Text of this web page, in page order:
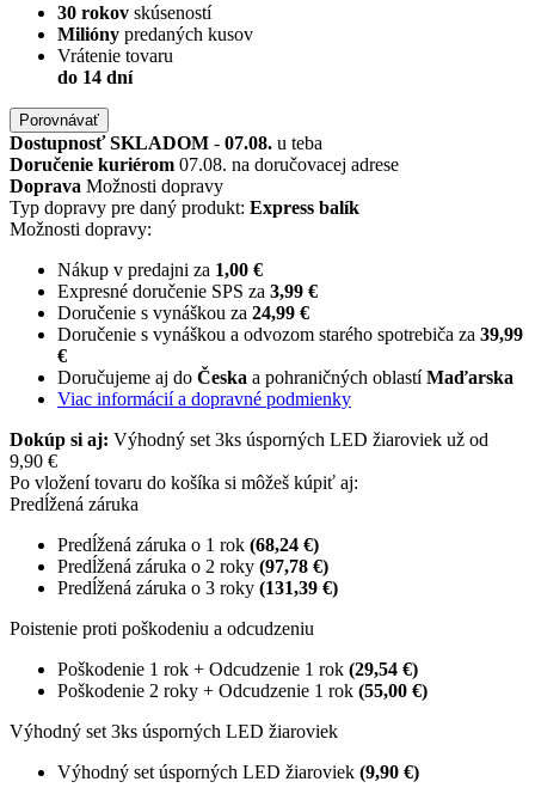
30 rokov skúseností
Milióny predaných kusov
Vrátenie tovaru
do 14 dní
Porovnávať
DostupnosťSKLADOM - 07.08. u teba
Doručenie kuriérom 07.08. na doručovacej adrese
Doprava Možnosti dopravy
Typ dopravy pre daný produkt: Express balík
Možnosti dopravy:
Nákup v predajni za 1,00 €
Expresné doručenie SPS za 3,99 €
Doručenie s vynáškou za 24,99 €
Doručenie s vynáškou a odvozom starého spotrebiča za 39,99
€
Doručujeme aj do Česka a pohraničných oblastíMaďarska
Viac informácií a dopravné podmienky
Dokúp si aj: Výhodný set 3ks úsporných LED žiaroviek už od
9,90 €
Po vložení tovaru do košíka si môžeš kúpiť aj:
Predĺžená záruka
Predĺžená záruka o 1 rok (68,24 €)
Predĺžená záruka o 2 roky (97,78 €)
Predĺžená záruka o 3 roky (131,39 €)
Poistenie proti poškodeniu a odcudzeniu
Poškodenie 1 rok + Odcudzenie 1 rok (29,54 €)
Poškodenie 2 roky + Odcudzenie 1 rok (55,00 €)
Výhodný set 3ks úsporných LED žiaroviek
Výhodný set úsporných LED žiaroviek (9,90 €)